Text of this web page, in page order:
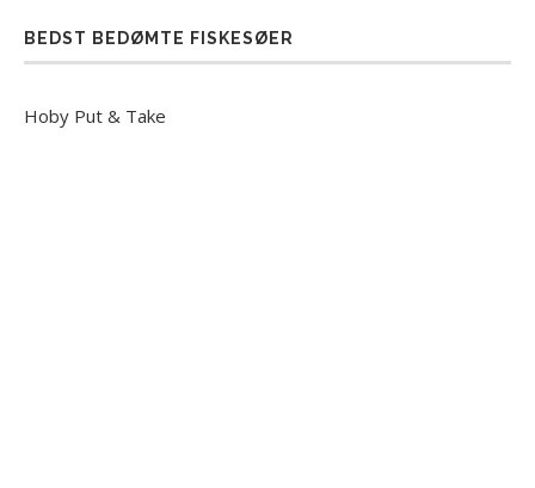
BEDST BEDØMTE FISKESØER
Hoby Put & Take